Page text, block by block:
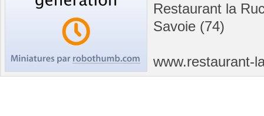
Restaurant la
Savoie (74)
www.restaurant-